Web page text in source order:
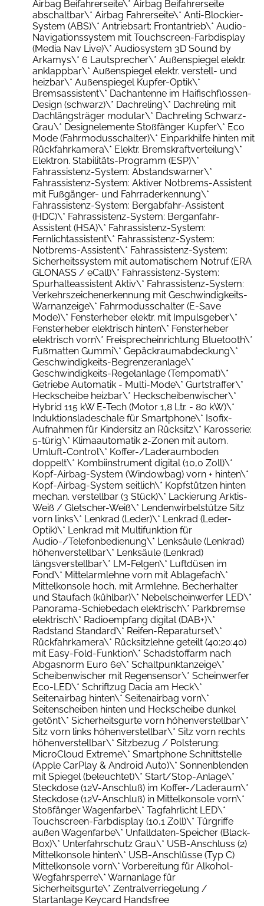
Airbag Beifahrerseite\* Airbag Beifahrerseite
abschaltbar\* Airbag Fahrerseite\* Anti-Blockier-
System (ABS)\* Antriebsart: Frontantrieb\* Audio-
Navigationssystem mit Touchscreen-Farbdisplay
(Media Nav Live)\* Audiosystem 3D Sound by
Arkamys\* 6 Lautsprecher\* Außenspiegel elektr.
anklappbar\* Außenspiegel elektr. verstell- und
heizbar\* Außenspiegel Kupfer-Optik\*
Bremsassistent\* Dachantenne im Haifischflossen-
Design (schwarz)\* Dachreling\* Dachreling mit
Dachlängsträger modular\* Dachreling Schwarz-
Grau\* Designelemente Stoßfänger Kupfer\* Eco
Mode (Fahrmodusschalter)\* Einparkhilfe hinten mit
Rückfahrkamera\* Elektr. Bremskraftverteilung\*
Elektron. Stabilitäts-Programm (ESP)\*
Fahrassistenz-System: Abstandswarner\*
Fahrassistenz-System: Aktiver Notbrems-Assistent
mit Fußgänger- und Fahrraderkennung\*
Fahrassistenz-System: Bergabfahr-Assistent
(HDC)\* Fahrassistenz-System: Berganfahr-
Assistent (HSA)\* Fahrassistenz-System:
Fernlichtassistent\* Fahrassistenz-System:
Notbrems-Assistent\* Fahrassistenz-System:
Sicherheitssystem mit automatischem Notruf (ERA
GLONASS / eCall)\* Fahrassistenz-System:
Spurhalteassistent Aktiv\* Fahrassistenz-System:
Verkehrszeichenerkennung mit Geschwindigkeits-
Warnanzeige\* Fahrmodusschalter (E-Save
Mode)\* Fensterheber elektr. mit Impulsgeber\*
Fensterheber elektrisch hinten\* Fensterheber
elektrisch vorn\* Freisprecheinrichtung Bluetooth\*
Fußmatten Gummi\* Gepäckraumabdeckung\*
Geschwindigkeits-Begrenzeranlage\*
Geschwindigkeits-Regelanlage (Tempomat)\*
Getriebe Automatik - Multi-Mode\* Gurtstraffer\*
Heckscheibe heizbar\* Heckscheibenwischer\*
Hybrid 115 kW E-Tech (Motor 1,8 Ltr. - 80 kW)\*
Induktionsladeschale für Smartphone\* Isofix-
Aufnahmen für Kindersitz an Rücksitz\* Karosserie:
5-türig\* Klimaautomatik 2-Zonen mit autom.
Umluft-Control\* Koffer-/Laderaumboden
doppelt\* Kombiinstrument digital (10,0 Zoll)\*
Kopf-Airbag-System (Windowbag) vorn + hinten\*
Kopf-Airbag-System seitlich\* Kopfstützen hinten
mechan. verstellbar (3 Stück)\* Lackierung Arktis-
Weiß / Gletscher-Weiß\* Lendenwirbelstütze Sitz
vorn links\* Lenkrad (Leder)\* Lenkrad (Leder-
Optik)\* Lenkrad mit Multifunktion für
Audio-/Telefonbedienung\* Lenksäule (Lenkrad)
höhenverstellbar\* Lenksäule (Lenkrad)
längsverstellbar\* LM-Felgen\* Luftdüsen im
Fond\* Mittelarmlehne vorn mit Ablagefach\*
Mittelkonsole hoch, mit Armlehne, Becherhalter
und Staufach (kühlbar)\* Nebelscheinwerfer LED\*
Panorama-Schiebedach elektrisch\* Parkbremse
elektrisch\* Radioempfang digital (DAB+)\*
Radstand Standard\* Reifen-Reparaturset\*
Rückfahrkamera\* Rücksitzlehne geteilt (40:20:40)
mit Easy-Fold-Funktion\* Schadstoffarm nach
Abgasnorm Euro 6e\* Schaltpunktanzeige\*
Scheibenwischer mit Regensensor\* Scheinwerfer
Eco-LED\* Schriftzug Dacia am Heck\*
Seitenairbag hinten\* Seitenairbag vorn\*
Seitenscheiben hinten und Heckscheibe dunkel
getönt\* Sicherheitsgurte vorn höhenverstellbar\*
Sitz vorn links höhenverstellbar\* Sitz vorn rechts
höhenverstellbar\* Sitzbezug / Polsterung:
MicroCloud Extreme\* Smartphone Schnittstelle
(Apple CarPlay & Android Auto)\* Sonnenblenden
mit Spiegel (beleuchtet)\* Start/Stop-Anlage\*
Steckdose (12V-Anschluß) im Koffer-/Laderaum\*
Steckdose (12V-Anschluß) in Mittelkonsole vorn\*
Stoßfänger Wagenfarbe\* Tagfahrlicht LED\*
Touchscreen-Farbdisplay (10,1 Zoll)\* Türgriffe
außen Wagenfarbe\* Unfalldaten-Speicher (Black-
Box)\* Unterfahrschutz Grau\* USB-Anschluss (2)
Mittelkonsole hinten\* USB-Anschlüsse (Typ C)
Mittelkonsole vorn\* Vorbereitung für Alkohol-
Wegfahrsperre\* Warnanlage für
Sicherheitsgurte\* Zentralverriegelung /
Startanlage Keycard Handsfree